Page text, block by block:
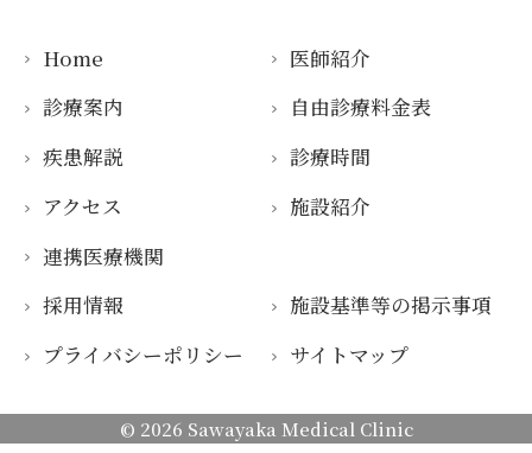
Home
医師紹介
診療案内
自由診療料金表
疾患解説
診療時間
アクセス
施設紹介
連携医療機関
採用情報
施設基準等の掲示事項
プライバシーポリシー
サイトマップ
© 2026 Sawayaka Medical Clinic